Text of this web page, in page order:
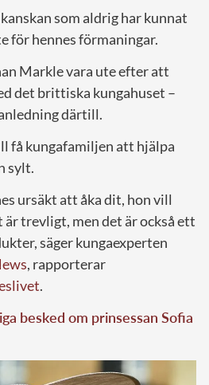
som aldrig har kunnat
för hennes förmaningar.
Markle vara ute efter att
det brittiska kungahuset –
därtill.
få kungafamiljen att hjälpa
sylt.
ursäkt att åka dit, hon vill
trevligt, men det är också ett
säger kungaexperten
, rapporterar
.
besked om prinsessan Sofia